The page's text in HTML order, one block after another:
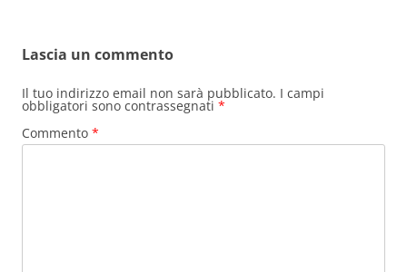
Lascia un commento
Il tuo indirizzo email non sarà pubblicato. I campi
obbligatori sono contrassegnati *
Commento *